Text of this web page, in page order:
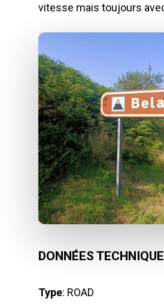
vitesse mais toujours
DONNÉES
Type: ROAD